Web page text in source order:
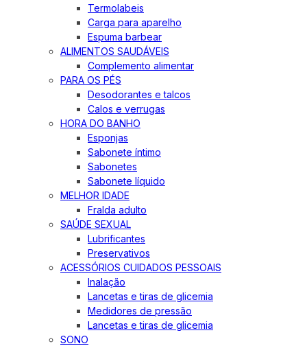
Termolabeis
Carga para aparelho
Espuma barbear
ALIMENTOS SAUDÁVEIS
Complemento alimentar
PARA OS PÉS
Desodorantes e talcos
Calos e verrugas
HORA DO BANHO
Esponjas
Sabonete íntimo
Sabonetes
Sabonete líquido
MELHOR IDADE
Fralda adulto
SAÚDE SEXUAL
Lubrificantes
Preservativos
ACESSÓRIOS CUIDADOS PESSOAIS
Inalação
Lancetas e tiras de glicemia
Medidores de pressão
Lancetas e tiras de glicemia
SONO